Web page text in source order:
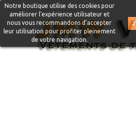
Notre boutique utilise des cookies pour
améliorer l'expérience utilisateur et
nous vous recommandons d'accepter
leur utilisation pour profiter pleinement
de votre navigation.